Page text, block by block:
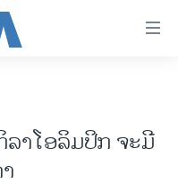
າໂອລິມປິກ ຈະມີ